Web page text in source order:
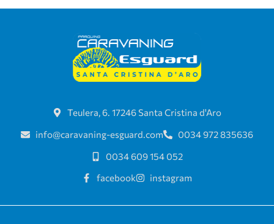
Teulera, 6. 17246 Santa Cristina d'Aro
info@caravaning-esguard.com
0034 972 835636
0034 609 154 052
facebook
instagram